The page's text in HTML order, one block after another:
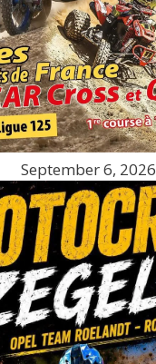
September 6, 2026